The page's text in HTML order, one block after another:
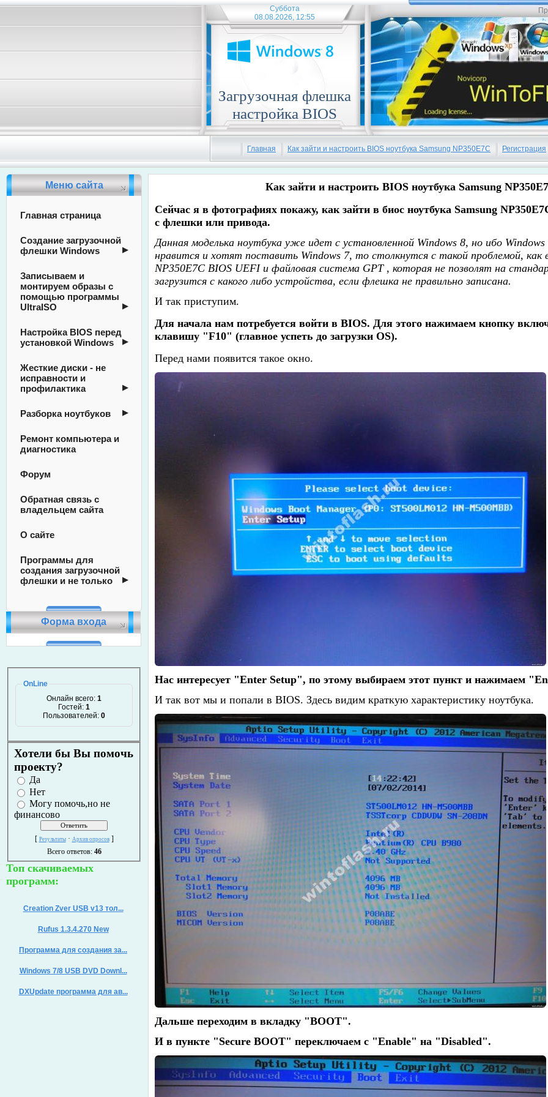
Суббота
08.08.2026, 12:55
Загрузочная флешка
настройка BIOS
Главная Как зайти и настроить BIOS ноутбука Samsung NP350E7C Регистрация
Меню сайта
Главная страница
Создание загрузочной
флешки Windows
Записываем и
монтируем образы с
помощью программы
UltraISO
Настройка BIOS перед
установкой Windows
Жесткие диски - не
исправности и
профилактика
Разборка ноутбуков
Ремонт компьютера и
диагностика
Форум
Обратная связь с
владельцем сайта
О сайте
Программы для
создания загрузочной
флешки и не только
Форма входа
OnLine
Онлайн всего: 1
Гостей: 1
Пользователей: 0
Хотели бы Вы помочь
проекту?
Да
Нет
Могу помочь,но не
финансово
[ Результаты· Архив опросов]
Всего ответов: 46
Топ скачиваемых
программ:
Creation Zver USB v13 тол...
Rufus 1.3.4.270 New
Программа для создания за...
Windows 7/8 USB DVD Downl...
DXUpdate программа для ав...
Как зайти и настроить BIOS ноутбука Samsung
Сейчас я в фотографиях покажу, как зайти в биос ноутбука Samsung
с флешки или привода.
Данная моделька ноутбука уже идет с установленной Windows 8, но ибо
нравится и хотят поставить Windows 7, то столкнутся с такой проблемой, как
NP350E7C BIOS UEFI и файловая система GPT , которая не позволят на
загрузится с какого либо устройства, если флешка не правильно записана.
И так приступим.
Для начала нам потребуется войти в BIOS. Для этого нажимаем кнопку
клавишу "F10" (главное успеть до загрузки OS).
Перед нами появится такое окно.
Нас интересует "Enter Setup", по этому выбираем этот пункт и нажимаем
И так вот мы и попали в BIOS. Здесь видим краткую характеристику ноутбука.
Дальше переходим в вкладку "BOOT".
И в пункте "Secure BOOT" переключаем с "Enable" на "Disabled".